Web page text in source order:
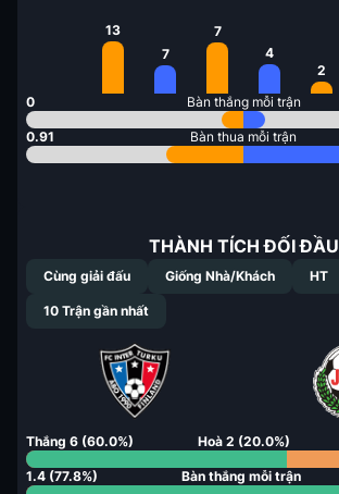
13
7
7
4
2
0 Bàn thắng mỗi trận
0.91 Bàn thua mỗi trận
THÀNH TÍCH ĐỐI ĐẦU
Cùng giải đấu Giống Nhà/Khách HT
10 Trận gần nhất
Thắng 6 (60.0%) Hoà 2 (20.0%)
1.4 (77.8%) Bàn thắng mỗi trận